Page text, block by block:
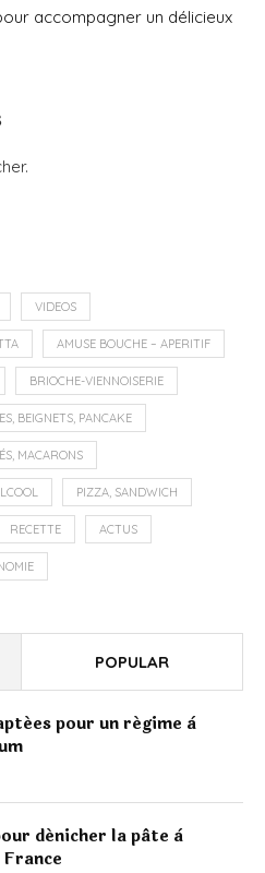
accompagner un délicieux
VIDEOS
AMUSE BOUCHE – APERITIF
BRIOCHE-VIENNOISERIE
BEIGNETS, PANCAKE
MACARONS
PIZZA, SANDWICH
RECETTE ACTUS
POPULAR
pour un régime à
dénicher la pâte à